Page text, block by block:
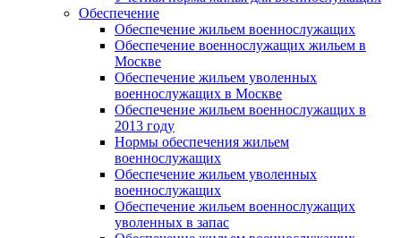
Обеспечение
Обеспечение жильем военнослужащих
Обеспечение военнослужащих жильем в
Москве
Обеспечение жильем уволенных
военнослужащих в Москве
Обеспечение жильем военнослужащих в
2013 году
Нормы обеспечения жильем
военнослужащих
Обеспечение жильем уволенных
военнослужащих
Обеспечение жильем военнослужащих
уволенных в запас